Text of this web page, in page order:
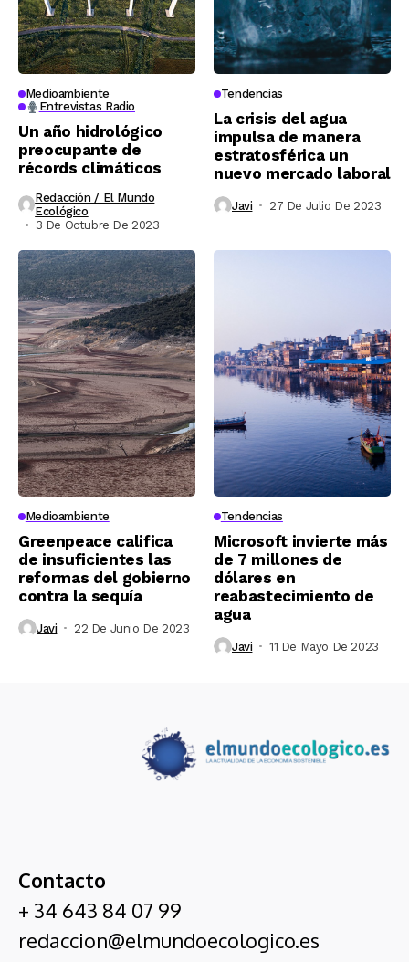
Medioambiente
Entrevistas Radio
Un año hidrológico
preocupante de
récords climáticos
Redacción / El Mundo
Ecológico
3 De Octubre De 2023
Tendencias
La crisis del agua
impulsa de manera
estratosférica un
nuevo mercado laboral
Javi 27 De Julio De 2023
Medioambiente
Greenpeace califica
de insuficientes las
reformas del gobierno
contra la sequía
Javi 22 De Junio De 2023
Tendencias
Microsoft invierte más
de 7 millones de
dólares en
reabastecimiento de
agua
Javi 11 De Mayo De 2023
Contacto
+ 34 643 84 07 99
redaccion@elmundoecologico.es